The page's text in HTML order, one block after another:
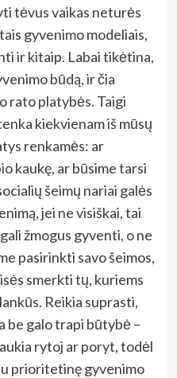
tėvus vaikas neturės
gyvenimo modeliais,
ir kitaip. Labai tikėtina,
būdą, ir čia
rato platybės. Taigi
kiekvienam iš mūsų
renkamės: ar
kaukę, ar būsime tarsi
šeimų nariai galės
jei ne visiškai, tai
žmogus gyventi, o ne
pasirinkti savo šeimos,
smerkti tų, kuriems
Reikia suprasti,
be galo trapi būtybė –
rytoj ar poryt, todėl
prioritetinę gyvenimo